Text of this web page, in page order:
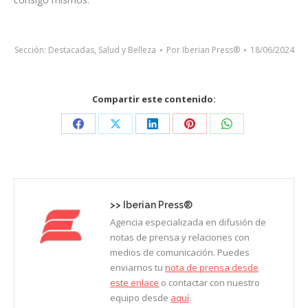
Sección: Destacadas, Salud y Belleza Por Iberian Press® 18/06/2024
Compartir este contenido:
Share
Facebook
Share
X
Share
LinkedIn
Share
Pinterest
Share
WhatsApp
>> Iberian Press®
Agencia especializada en difusión de
notas de prensa y relaciones con
medios de comunicación. Puedes
enviarnos tu nota de prensa desde
este enlace o contactar con nuestro
equipo desde aquí.